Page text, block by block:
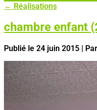
← Réalisations
chambre enfant
Publié le 24 juin 2015 Par